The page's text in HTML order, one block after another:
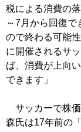
税による消費の
～7月から回復で
ので終わる可能
に開催されるサ
ば、消費が上向
できます」
サッカーで株価
森氏は17年前の